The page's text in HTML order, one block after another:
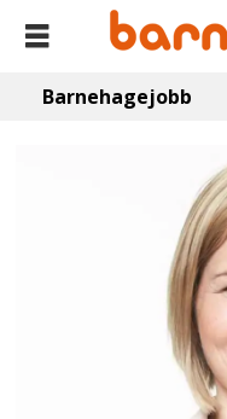
Barnehagejobb